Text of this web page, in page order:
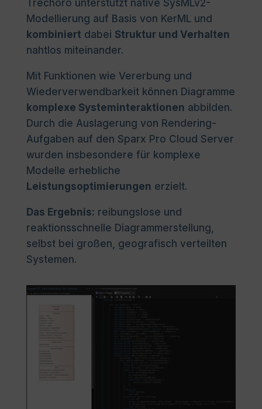
Trechoro unterstützt native SysMLv2-
Modellierung auf Basis von KerML und
kombiniert dabei Struktur und Verhalten
nahtlos miteinander.
Mit Funktionen wie Vererbung und
Wiederverwendbarkeit können Diagramme
komplexe Systeminteraktionen abbilden.
Durch die Auslagerung von Rendering-
Aufgaben auf den Sparx Pro Cloud Server
wurden insbesondere für komplexe
Modelle erhebliche
Leistungsoptimierungen erzielt.
Das Ergebnis: reibungslose und
reaktionsschnelle Diagrammerstellung,
selbst bei großen, geografisch verteilten
Systemen.